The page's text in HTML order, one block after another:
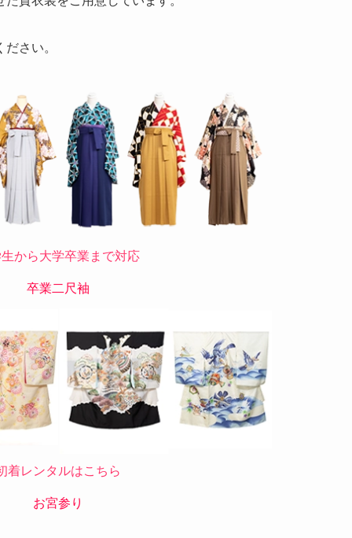
さい。
から大学卒業まで対応
卒業二尺袖
着レンタルはこちら
お宮参り